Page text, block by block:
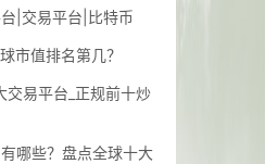
|交易平台|比特币
市值排名第几？
易平台_正规前十炒
哪些？盘点全球十大